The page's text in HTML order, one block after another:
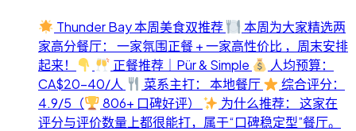
Thunder Bay 本周美食双推荐
本周为大家精选两
家高分餐厅： 一家氛围正餐 + 一家高性价比 ，周末安排
起来！
正餐推荐｜Pür & Simple
人均预算：
CA$20-40/人
菜系主打： 本地餐厅
综合评分：
4.9/5（
806+ 口碑好评）
为什么推荐： 这家在
评分与评价数量上都很能打，属于“口碑稳定型”餐厅。